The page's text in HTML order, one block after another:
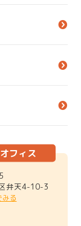
フィス
弁天4-10-3
みる